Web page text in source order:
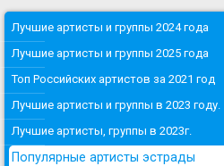
Лучшие артисты и группы 2024 года
Лучшие артисты и группы 2025 года
Топ Российских артистов за 2021 год
Лучшие артисты и группы в 2023 году.
Лучшие артисты, группы в 2023г.
Популярные артисты эстрады